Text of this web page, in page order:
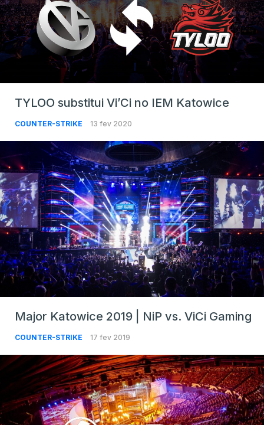
TYLOO substitui Vi’Ci no IEM Katowice
COUNTER-STRIKE 13 fev 2020
Major Katowice 2019 | NiP vs. ViCi Gaming
COUNTER-STRIKE 17 fev 2019